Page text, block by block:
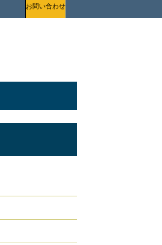
くためにお問い合わせ